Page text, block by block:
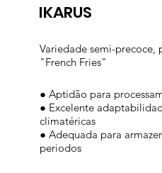
IKARUS
Variedade semi-precoce,
"French Fries"
● Aptidão para
● Excelente
climatéricas
● Adequada para
periodos